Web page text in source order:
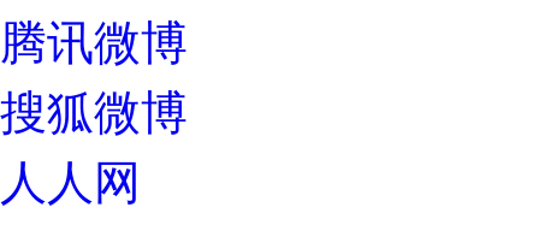
腾讯微博
搜狐微博
人人网